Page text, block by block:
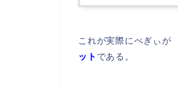
これが実際にぺぎぃが
ット である。